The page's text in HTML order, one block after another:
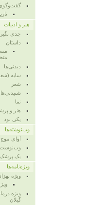
هنر و ادبیات
جدی
داستان
دیدنی‌ها
سایه
شعر
شنیدنی‌ها
نما
هنر و
یکی بود
وب‌نوشته‌ها
آوای موج
وب‌نوشت
یک پزشک
ویژه‌نامه‌ها
ویژه‌ بهزاد
ویژه‌
گیلان